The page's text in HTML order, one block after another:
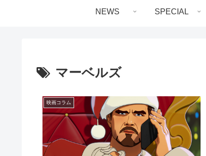
NEWS SPECIAL
マーベルズ
映画コラム